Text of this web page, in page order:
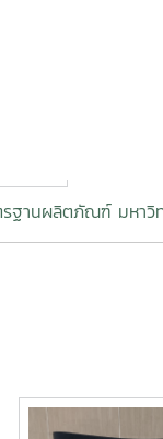
ฐานผลิตภัณฑ์ มหาวิ